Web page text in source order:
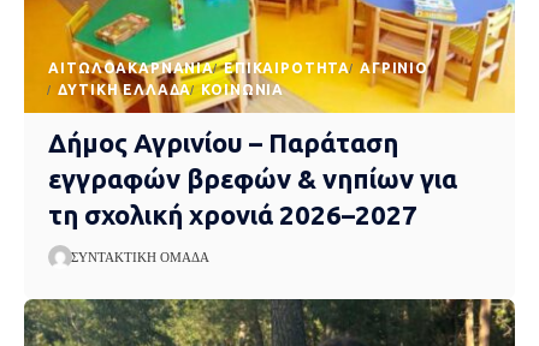
AΙΤΩΛΟΑΚΑΡΝΑΝΊΑ EΠΙΚΑΙΡΌΤΗΤΑ
ΑΓΡΊΝΙΟ
ΔΥΤΙΚΉ ΕΛΛΆΔΑ
ΚΟΙΝΩΝΊΑ
Δήμος Αγρινίου – Παράταση
εγγραφών βρεφών & νηπίων για
τη σχολική χρονιά 2026–2027
ΣΥΝΤΑΚΤΙΚΉ ΟΜΆΔΑ